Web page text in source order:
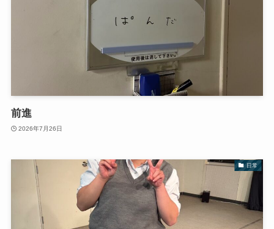
前進
2026年7月26日
日常